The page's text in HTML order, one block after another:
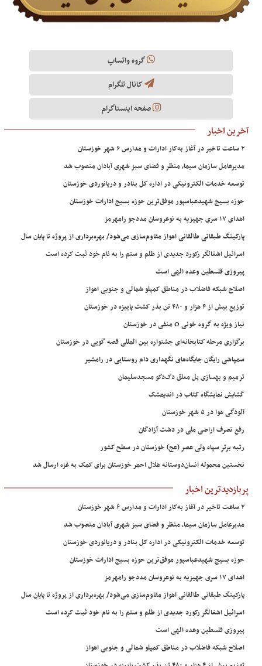
گروه واتساپ
کانال تلگرام
صفحه اینستاگرام
آخرین اخبار
۲ ساعت تاخیر در آغاز به‌کار ادارات و مدارس ۶ شهر خوزستان
مدیرعامل سازمان سیما، منظر و فضای سبز شهری آبادان منصوب شد
توسعه خدمات الکترونیکی در اداره کل بنادر و دریانوردی خوزستان
حوزه بسیج شهیدعباسپور موفق‌ترین حوزه بسیج ادارات خوزستان
اهدای ۱۷ سری جهیزیه به نوعروسان مددجو رامهرمز
پارکینگ طبقاتی طالقانی اهواز مقاوم‌سازی می‌شود/ بهره‌برداری از پروژه تا پایان سال
اسرائیل اشغالگر رکورد جدیدی از ظلم و ستم را به نام خود ثبت کرده است
پیروزی فلسطین وعده الهی است
اصلاح شبکه فاضلاب در مناطق کمپلو شمالی و جنوبی اهواز
توزیع بیش از ۴ هزار و ۴۸۰ تن بذر کشت پاییزه در خوزستان
نیاز ویژه به گروه خونی O منفی در خوزستان
برگزاری مرحله کتابخانه‌ای جشنواره بین المللی قصه گویی در خوزستان
سمپاشی رایگان جایگاه‌های نگهداری دام روستایی در رامشیر
ترمیم و بهسازی پل معلق دک‌دکو مسجدسلیمان
گشایش نمایشگاه کتاب در اندیمشک
آلودگی هوا در ۵ شهر خوزستان
رفع تصرف اراضی ملی در دشت آزادگان
رتبه برتر سپاه ولی عصر (عج) خوزستان در سطح کشور
نخستین محموله انسان‌دوستانه هلال احمر خوزستان برای کمک به غزه ارسال شد
پربازدیدترین اخبار
۲ ساعت تاخیر در آغاز به‌کار ادارات و مدارس ۶ شهر خوزستان
مدیرعامل سازمان سیما، منظر و فضای سبز شهری آبادان منصوب شد
توسعه خدمات الکترونیکی در اداره کل بنادر و دریانوردی خوزستان
حوزه بسیج شهیدعباسپور موفق‌ترین حوزه بسیج ادارات خوزستان
اهدای ۱۷ سری جهیزیه به نوعروسان مددجو رامهرمز
پارکینگ طبقاتی طالقانی اهواز مقاوم‌سازی می‌شود/ بهره‌برداری از پروژه تا پایان سال
اسرائیل اشغالگر رکورد جدیدی از ظلم و ستم را به نام خود ثبت کرده است
پیروزی فلسطین وعده الهی است
اصلاح شبکه فاضلاب در مناطق کمپلو شمالی و جنوبی اهواز